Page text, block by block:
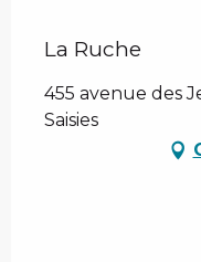
La Ruche
455 avenue des
Saisies